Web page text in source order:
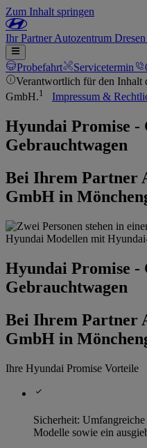
Zum Inhalt springen
IhrPartnerAutozentrum
Probefahrt Servicetermin
Verantwortlich für den Inhalt
GmbH.1 Impressum &
Hyundai Promise -
Gebrauchtwagen
Bei Ihrem Partner
GmbH in
Hyundai Promise -
Gebrauchtwagen
Bei Ihrem Partner
GmbH in
Ihre Hyundai Promise Vorteile
Sicherheit:
Modelle sowie ein